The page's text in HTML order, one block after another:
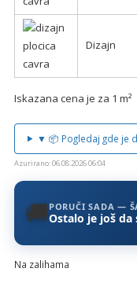
Dizajn
Iskazana cena je za 1 m²
▼ 📦 Pogledaj gde je
Azurirano: 06.08.2026 06:04
🚚PORUČI SADA —
Ostalo je još da
Na zalihama